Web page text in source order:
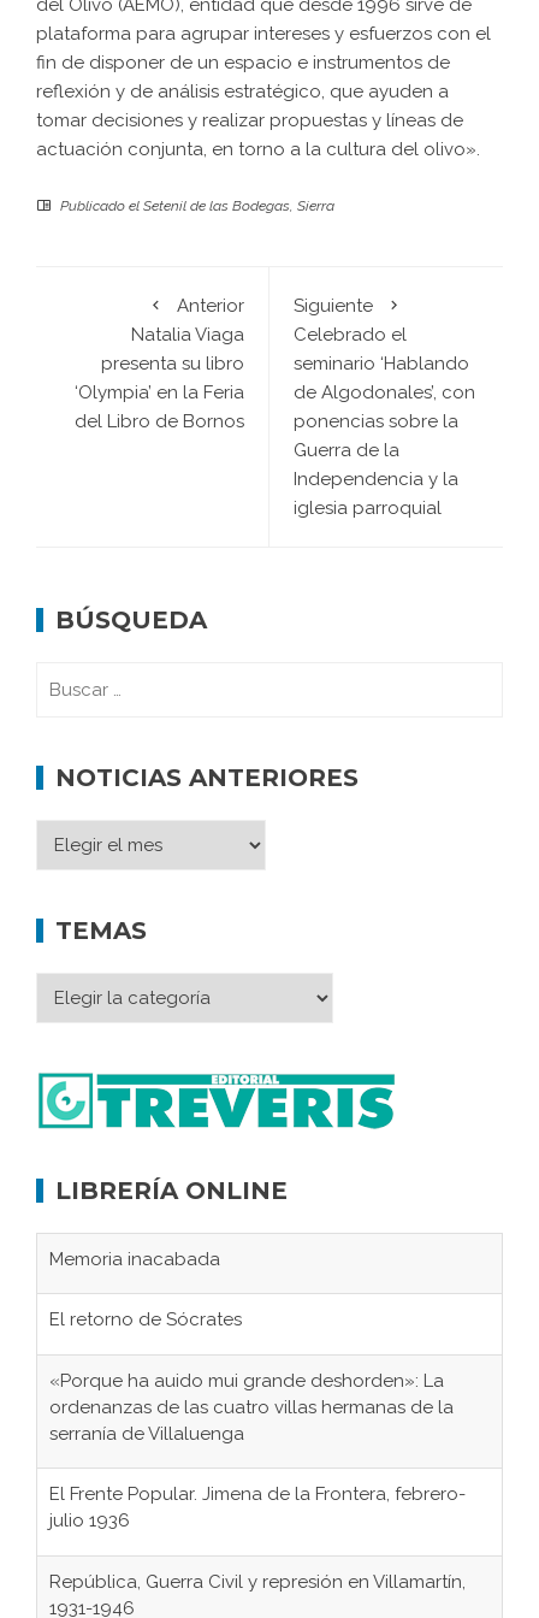
del Olivo (AEMO), entidad que desde 1996 sirve de
plataforma para agrupar intereses y esfuerzos con el
fin de disponer de un espacio e instrumentos de
reflexión y de análisis estratégico, que ayuden a
tomar decisiones y realizar propuestas y líneas de
actuación conjunta, en torno a la cultura del olivo».
Publicado el Setenil de las Bodegas Sierra
Anterior
Natalia Viaga
presenta su libro
‘Olympia’ en la Feria
del Libro de Bornos
Siguiente
Celebrado el
seminario ‘Hablando
de Algodonales’, con
ponencias sobre la
Guerra de la
Independencia y la
iglesia parroquial
BÚSQUEDA
NOTICIAS ANTERIORES
TEMAS
LIBRERÍA ONLINE
Memoria inacabada
El retorno de Sócrates
«Porque ha auido mui grande deshorden»: La
ordenanzas de las cuatro villas hermanas de la
serranía de Villaluenga
El Frente Popular. Jimena de la Frontera, febrero-
julio 1936
República, Guerra Civil y represión en Villamartín,
1931-1946